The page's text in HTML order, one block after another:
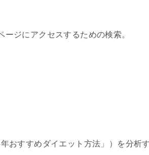
ジにアクセスするための検索。
すすめダイエット方法」）を分析